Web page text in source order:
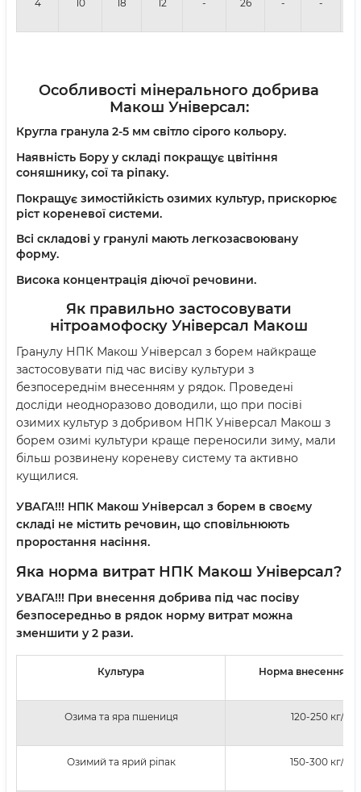
4 10 18 12 - 26 - -
Особливості мінерального добрива
Макош Універсал:
Кругла гранула 2-5 мм cвітло сірого кольору.
Наявність Бору у складі покращує цвітіння
соняшнику, сої та ріпаку.
Покращує зимостійкість озимих культур, прискорює
ріст кореневої системи.
Всі складові у гранулі мають легкозасвоювану
форму.
Висока концентрація діючої речовини.
Як правильно застосовувати
нітроамофоску Універсал Макош
Гранулу НПК Макош Універсал з борем найкраще
застосовувати під час висіву культури з
безпосереднім внесенням у рядок. Проведені
досліди неодноразово доводили, що при посіві
озимих культур з добривом НПК Універсал Макош з
борем озимі культури краще переносили зиму, мали
більш розвинену кореневу систему та активно
кущилися.
УВАГА!!! НПК Макош Універсал з борем в своєму
складі не містить речовин, що сповільнюють
проростання насіння.
Яка норма витрат НПК Макош Універсал?
УВАГА!!! При внесення добрива під час посіву
безпосередньо в рядок норму витрат можна
зменшити у 2 рази.
Культура Норма внесення
Озима та яра пшениця 120-250 кг/га
Озимий та ярий ріпак 150-300 кг/га